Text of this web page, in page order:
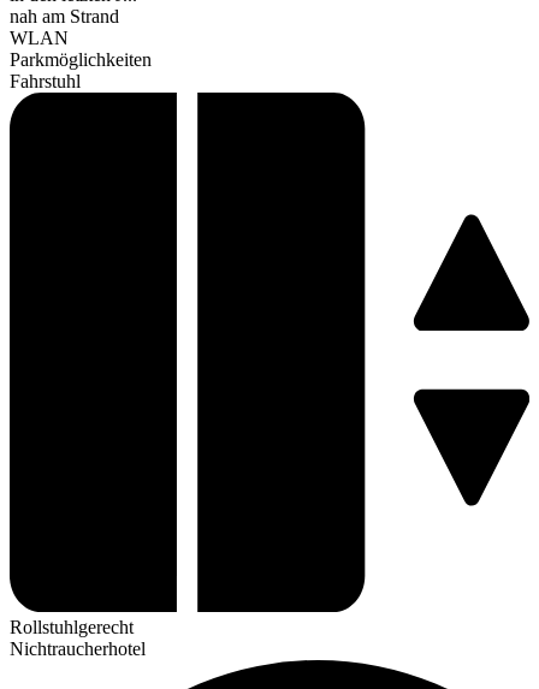
nah am Strand
WLAN
Parkmöglichkeiten
Fahrstuhl
Rollstuhlgerecht
Nichtraucherhotel